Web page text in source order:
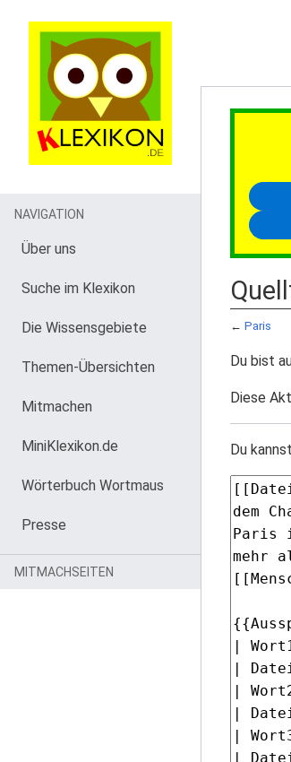
← Paris
Du bist
Diese
Du
NAVIGATION
Über uns
Suche im Klexikon
Die Wissensgebiete
Themen-Übersichten
Mitmachen
MiniKlexikon.de
Wörterbuch Wortmaus
Presse
MITMACHSEITEN